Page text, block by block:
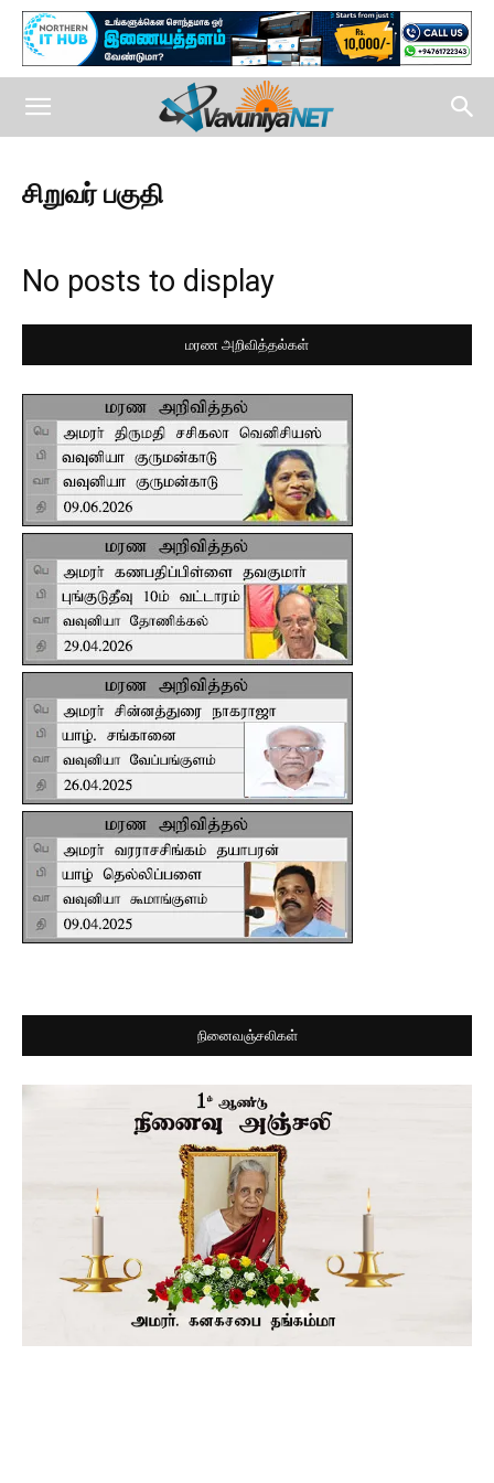
சிறுவர் பகுதி
No posts to display
மரண அறிவித்தல்கள்
நினைவஞ்சலிகள்